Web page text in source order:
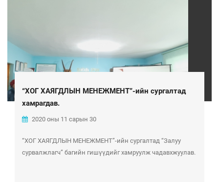
“ХОГ ХАЯГДЛЫН МЕНЕЖМЕНТ”-ийн сургалтад
хамрагдав.
2020 оны 11 сарын 30
“ХОГ ХАЯГДЛЫН МЕНЕЖМЕНТ”-ийн сургалтад “Залуу
сурвалжлагч” багийн гишүүдийг хамруулж чадавхжуулав.